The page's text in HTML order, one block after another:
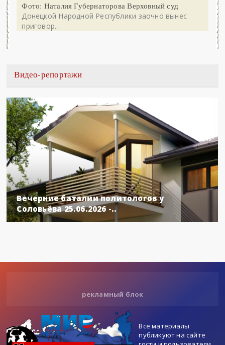
Фото: Наталия Губернаторова Верховный суд
Донецкой Народной Республики заочно вынес
приговор...
Видео-репортажи
Вечерние баталии политологов у
Соловьёва 25.06.2026 -..
рекламный блок
Все материалы
публикуют на сайте